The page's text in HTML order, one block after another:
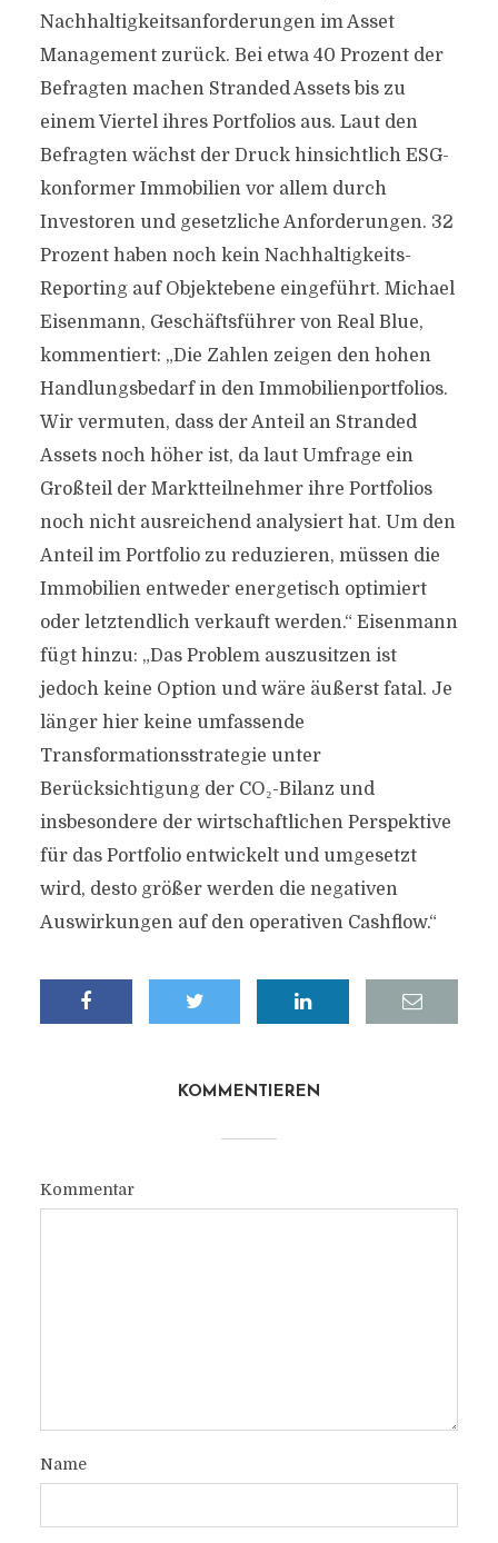
Nachhaltigkeitsanforderungen im Asset
Management zurück. Bei etwa 40 Prozent der
Befragten machen Stranded Assets bis zu
einem Viertel ihres Portfolios aus. Laut den
Befragten wächst der Druck hinsichtlich ESG-
konformer Immobilien vor allem durch
Investoren und gesetzliche Anforderungen. 32
Prozent haben noch kein Nachhaltigkeits-
Reporting auf Objektebene eingeführt. Michael
Eisenmann, Geschäftsführer von Real Blue,
kommentiert: „Die Zahlen zeigen den hohen
Handlungsbedarf in den Immobilienportfolios.
Wir vermuten, dass der Anteil an Stranded
Assets noch höher ist, da laut Umfrage ein
Großteil der Marktteilnehmer ihre Portfolios
noch nicht ausreichend analysiert hat. Um den
Anteil im Portfolio zu reduzieren, müssen die
Immobilien entweder energetisch optimiert
oder letztendlich verkauft werden.“ Eisenmann
fügt hinzu: „Das Problem auszusitzen ist
jedoch keine Option und wäre äußerst fatal. Je
länger hier keine umfassende
Transformationsstrategie unter
Berücksichtigung der CO₂-Bilanz und
insbesondere der wirtschaftlichen Perspektive
für das Portfolio entwickelt und umgesetzt
wird, desto größer werden die negativen
Auswirkungen auf den operativen Cashflow.“
KOMMENTIEREN
Kommentar
Name